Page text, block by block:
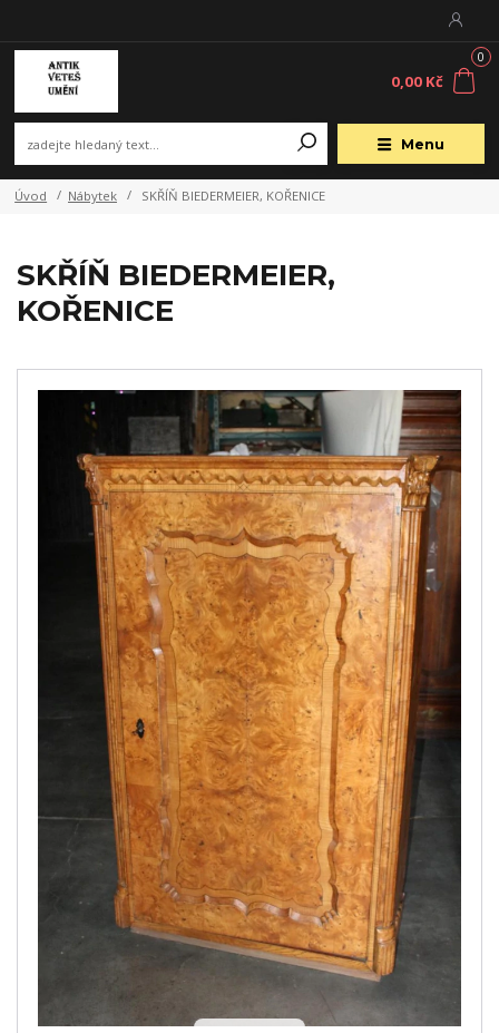
Menu
0
0,00 Kč
Úvod Nábytek SKŘÍŇ BIEDERMEIER, KOŘENICE
SKŘÍŇ BIEDERMEIER,
KOŘENICE